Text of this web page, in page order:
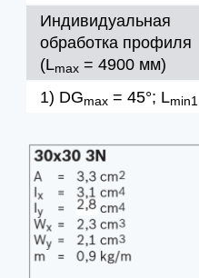
Индивидуальная
обработка профиля
(Lmax = 4900 мм)
1) DGmax = 45°; Lmin1